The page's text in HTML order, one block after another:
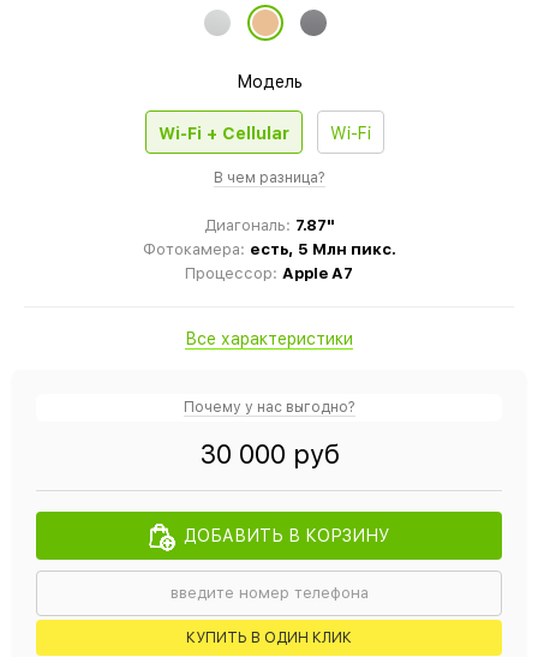
Модель
Wi-Fi + Cellular Wi-Fi
В чем разница?
Диагональ: 7.87"
Фотокамера: есть, 5 Млн пикс.
Процессор: Apple A7
Все характеристики
Почему у нас выгодно?
30 000 руб
ДОБАВИТЬ В КОРЗИНУ
КУПИТЬ В ОДИН КЛИК